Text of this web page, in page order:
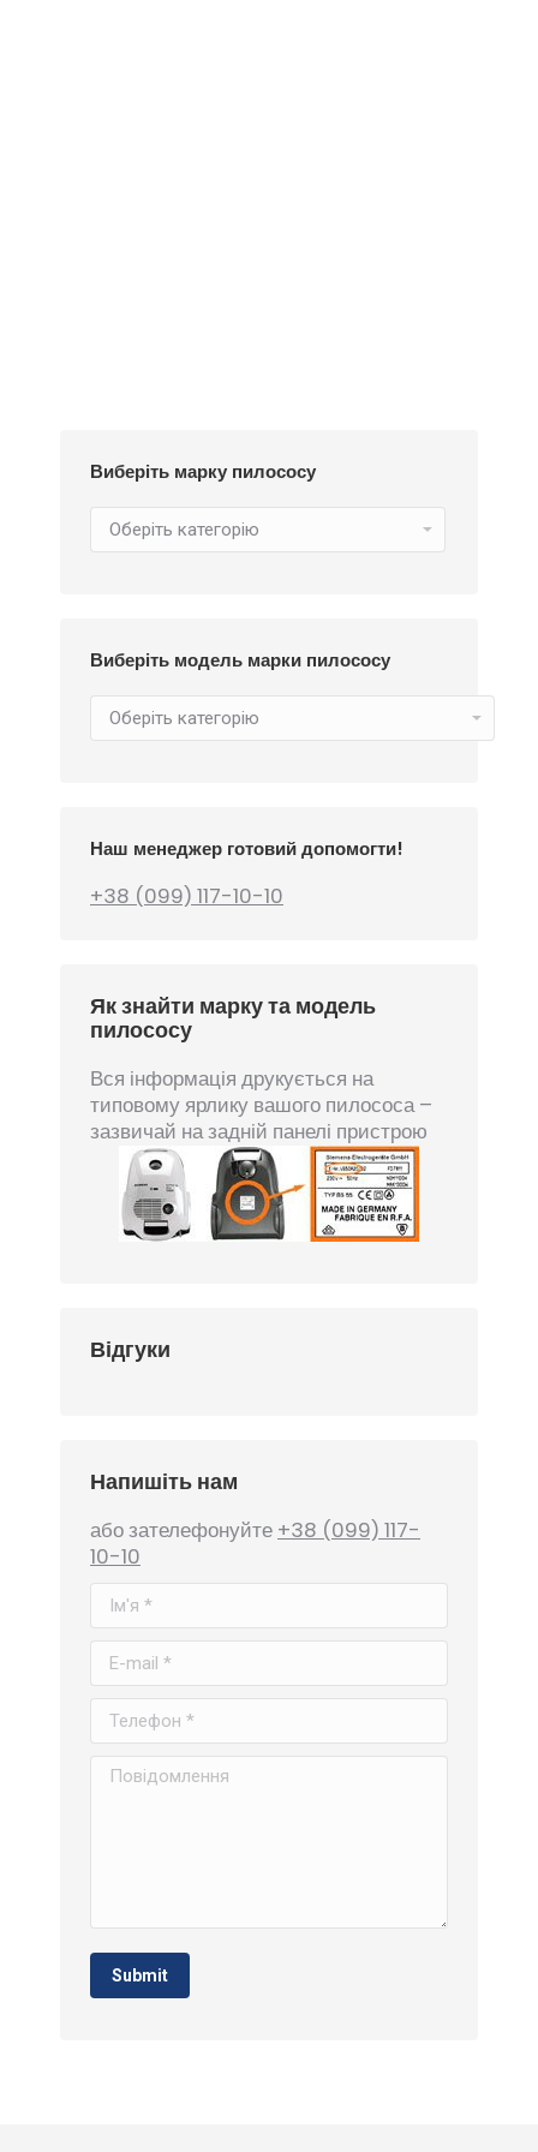
Виберіть марку пилососу
Виберіть модель марки пилососу
Наш менеджер готовий допомогти!
+38 (099) 117-10-10
Як знайти марку та модель
пилососу
Вся інформація друкується на
типовому ярлику вашого пилососа –
зазвичай на задній панелі пристрою
Відгуки
Напишіть нам
або зателефонуйте +38 (099) 117-
10-10
Ім'я *
E-mail *
Телефон *
Повідомлення
Submit